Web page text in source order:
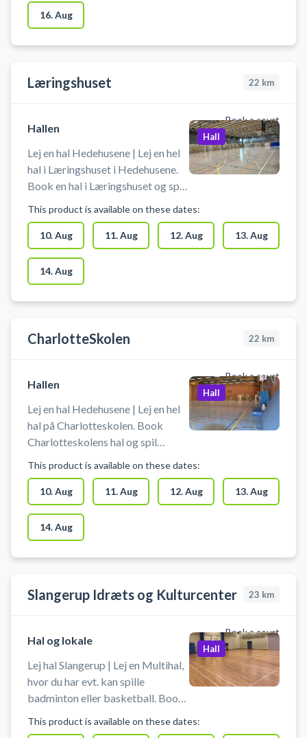
16. Aug
Læringshuset 22 km
Book a court
Hallen
Lej en hal Hedehusene | Lej en hel
hal i Læringshuset i Hedehusene.
Book en hal i Læringshuset og spil
Booking af hallen kan bruges til
blandt andet indendørs fodbold,
håndbold, basket og badminton.
Der er net og mål til rådighed. Der
er mulighed for gratis parkering
ved booking af hallen i
Hall
This product is available on these dates:
10. Aug 11. Aug 12. Aug 13. Aug
14. Aug
CharlotteSkolen 22 km
Book a court
Hallen
Lej en hal Hedehusene | Lej en hel
hal på Charlotteskolen. Book
Charlotteskolens hal og spil
Booking af hallen kan bruges til
blandt andet indendørs fodbold,
håndbold, basketball og
badminton. Der er net, mål og
kurve til rådighed. Der er mulighed
for omklædning og bad.
Hall
This product is available on these dates:
10. Aug 11. Aug 12. Aug 13. Aug
14. Aug
Slangerup Idræts og Kulturcenter 23 km
Book a court
Hal og lokale
Lej hal Slangerup | Lej en Multihal,
hvor du har evt. kan spille
badminton eller basketball. Book
og Kulturcenter. Du skal selv
Hall
This product is available on these dates: